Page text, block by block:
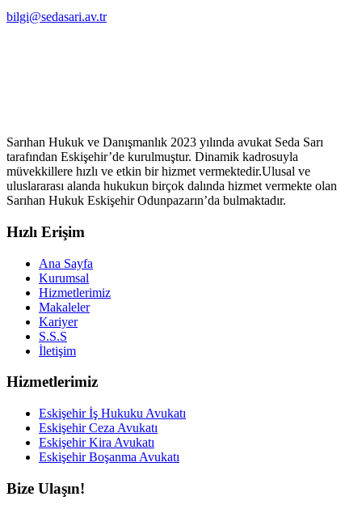
bilgi@sedasari.av.tr
Sarıhan Hukuk ve Danışmanlık 2023 yılında avukat Seda Sarı
tarafından Eskişehir’de kurulmuştur. Dinamik kadrosuyla
müvekkillere hızlı ve etkin bir hizmet vermektedir.Ulusal ve
uluslararası alanda hukukun birçok dalında hizmet vermekte olan
Sarıhan Hukuk Eskişehir Odunpazarın’da bulmaktadır.
Hızlı Erişim
Ana Sayfa
Kurumsal
Hizmetlerimiz
Makaleler
Kariyer
S.S.S
İletişim
Hizmetlerimiz
Eskişehir İş Hukuku Avukatı
Eskişehir Ceza Avukatı
Eskişehir Kira Avukatı
Eskişehir Boşanma Avukatı
Bize Ulaşın!